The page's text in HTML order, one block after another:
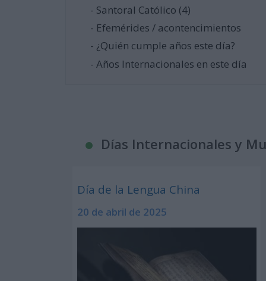
- Santoral Católico (4)
- Efemérides / acontencimientos
- ¿Quién cumple años este día?
- Años Internacionales en este día
Días Internacionales y
Día de la Lengua China
20 de abril de 2025